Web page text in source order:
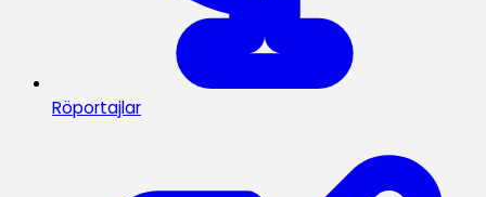
Röportajlar